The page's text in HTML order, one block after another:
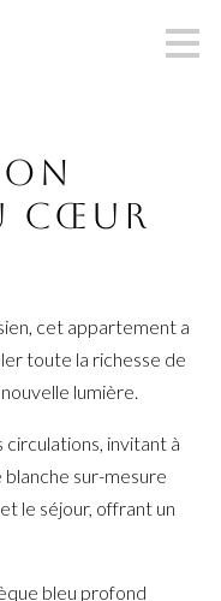
cœur
cet appartement a
toute la richesse de
lumière.
invitant à
sur-mesure
le séjour, offrant un
bleu profond